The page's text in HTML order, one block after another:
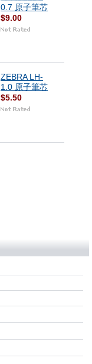
0.7 原子筆芯
$9.00
ZEBRA LH-
1.0 原子筆芯
$5.50